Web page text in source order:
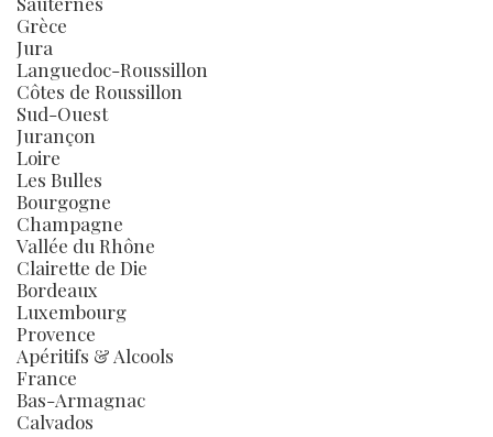
Grèce
Jura
Languedoc-Roussillon
Côtes de Roussillon
Sud-Ouest
Jurançon
Loire
Les Bulles
Bourgogne
Champagne
Vallée du Rhône
Clairette de Die
Bordeaux
Luxembourg
Provence
Apéritifs & Alcools
France
Bas-Armagnac
Calvados